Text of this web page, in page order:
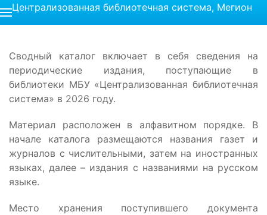
Централизованная библиотечная система, Мегион
Сводный каталог включает в себя сведения на
периодические издания, поступающие в
библиотеки МБУ «Централизованная библиотечная
система» в 2026 году.
Материал расположен в алфавитном порядке. В
начале каталога размещаются названия газет и
журналов с числительными, затем на иностранных
языках, далее – издания с названиями на русском
языке.
Место хранения поступившего документа